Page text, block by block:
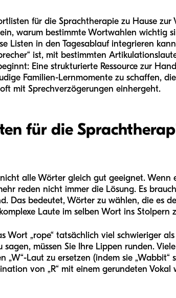
für die Sprachtherapie zu Hause zur
warum bestimmte Wortwahlen wichtig
Listen in den Tagesablauf integrieren
ist, mit bestimmten
Eine strukturierte Ressource zur
Familien-Lernmomente zu schaffen,
mit Sprechverzögerungen einhergeht.
für die
alle Wörter gleich gut geeignet. Wenn
reden nicht immer die Lösung. Es
Das bedeutet, Wörter zu wählen, die es
Laute im selben Wort ins Stolpern
Wort „rope“ tatsächlich viel schwieriger
sagen, müssen Sie Ihre Lippen runden.
Laut zu ersetzen (indem sie „Wabbit“
von „R“ mit einem gerundeten Vokal